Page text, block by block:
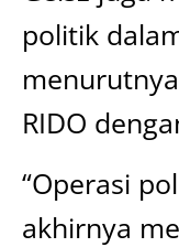
politik
RIDO
“Operasi
akhirnya